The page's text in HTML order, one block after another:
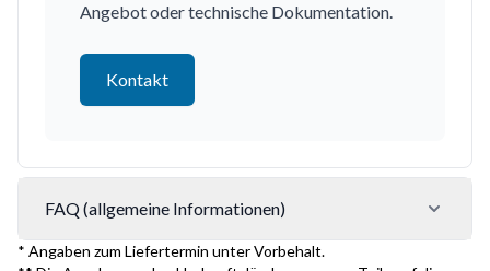
Angebot oder technische Dokumentation.
Kontakt
FAQ (allgemeine Informationen)
* Angaben zum Liefertermin unter Vorbehalt.